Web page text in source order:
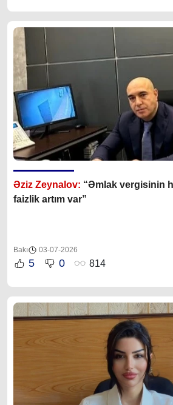
Əziz Zeynalov: “Əmlak vergisinin
faizlik artım var”
Bakı 03-07-2026
5 0 814